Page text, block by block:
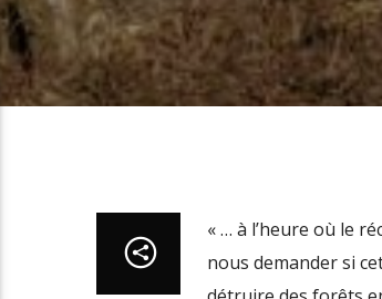
« … à l’heure où le
nous demander si